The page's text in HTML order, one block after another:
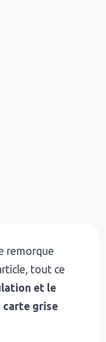
remorque
tout ce
et le
carte grise